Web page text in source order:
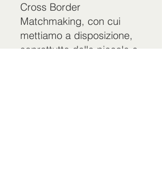
Cross Border
Matchmaking, con cui
mettiamo a disposizione,
soprattutto delle piccole e